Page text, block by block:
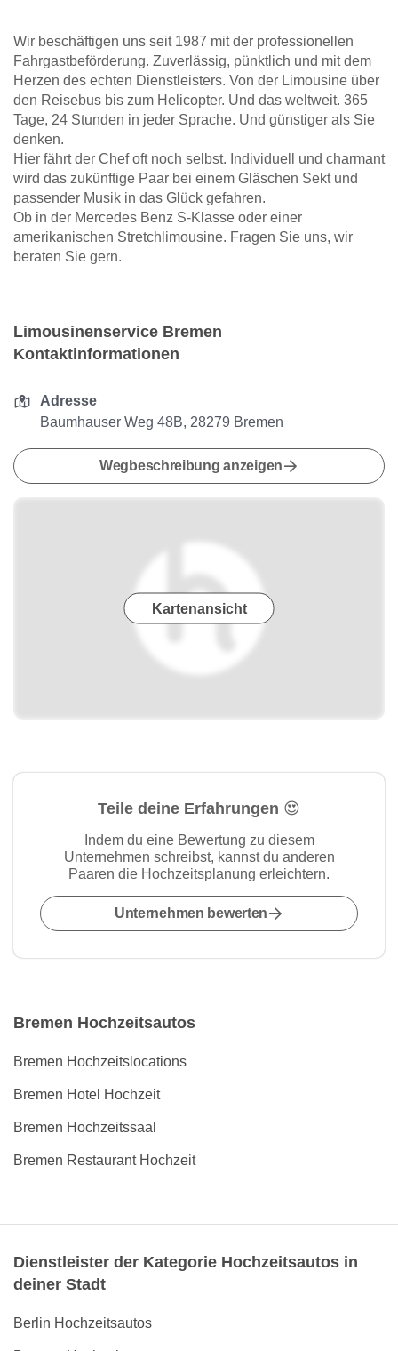
Wir beschäftigen uns seit 1987 mit der professionellen
Fahrgastbeförderung. Zuverlässig, pünktlich und mit dem
Herzen des echten Dienstleisters. Von der Limousine über
den Reisebus bis zum Helicopter. Und das weltweit. 365
Tage, 24 Stunden in jeder Sprache. Und günstiger als Sie
denken.
Hier fährt der Chef oft noch selbst. Individuell und charmant
wird das zukünftige Paar bei einem Gläschen Sekt und
passender Musik in das Glück gefahren.
Ob in der Mercedes Benz S-Klasse oder einer
amerikanischen Stretchlimousine. Fragen Sie uns, wir
beraten Sie gern.
Limousinenservice Bremen
Kontaktinformationen
Adresse
Baumhauser Weg 48B, 28279 Bremen
Wegbeschreibung anzeigen
Kartenansicht
Teile deine Erfahrungen 😍
Indem du eine Bewertung zu diesem
Unternehmen schreibst, kannst du anderen
Paaren die Hochzeitsplanung erleichtern.
Unternehmen bewerten
Bremen Hochzeitsautos
Bremen Hochzeitslocations
Bremen Hotel Hochzeit
Bremen Hochzeitssaal
Bremen Restaurant Hochzeit
Dienstleister der Kategorie Hochzeitsautos in
deiner Stadt
Berlin Hochzeitsautos